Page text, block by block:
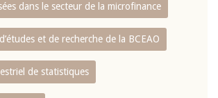
dans le secteur de la microfinance
et de recherche de la BCEAO
de statistiques